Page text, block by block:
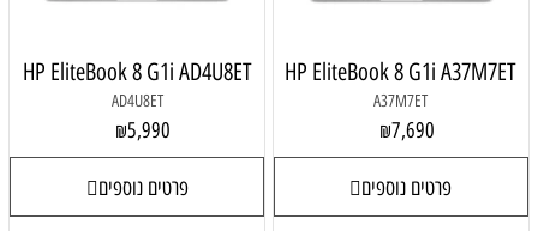
HP EliteBook 8 G1i A37M7ET
A37M7ET
₪7,690
פרטים נוספים
HP EliteBook 8 G1i AD4U8ET
AD4U8ET
₪5,990
פרטים נוספים